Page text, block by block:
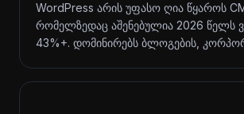
WordPress არის უფასო ღია წყაროს
რომელზედაც აშენებულია 2026 წელს
43%+. დომინირებს ბლოგების,